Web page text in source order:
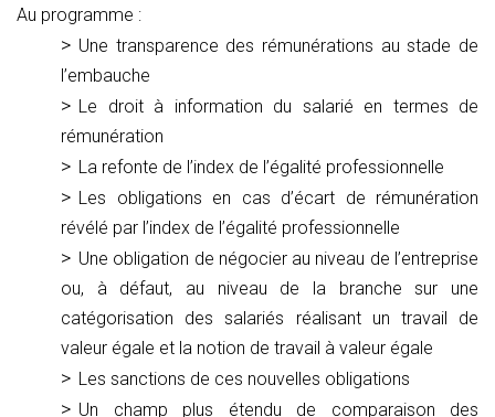
Au programme :
Une transparence des rémunérations au stade de
l’embauche
Le droit à information du salarié en termes de
rémunération
La refonte de l’index de l’égalité professionnelle
Les obligations en cas d’écart de rémunération
révélé par l’index de l’égalité professionnelle
Une obligation de négocier au niveau de l’entreprise
ou, à défaut, au niveau de la branche sur une
catégorisation des salariés réalisant un travail de
valeur égale et la notion de travail à valeur égale
Les sanctions de ces nouvelles obligations
Un champ plus étendu de comparaison des